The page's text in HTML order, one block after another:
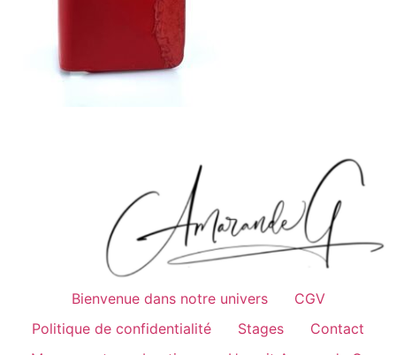
Bienvenue dans notre univers
CGV
Politique de confidentialité
Stages
Contact